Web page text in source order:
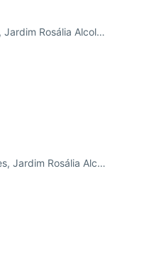
R. Pedro Theodoro de Almeida, Jardim Rosália Alcolea
R. Coronel Paulo Foot Guimarães, Jardim Rosália Alcolea